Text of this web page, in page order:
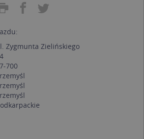
Zygmunta Zielińskiego
700